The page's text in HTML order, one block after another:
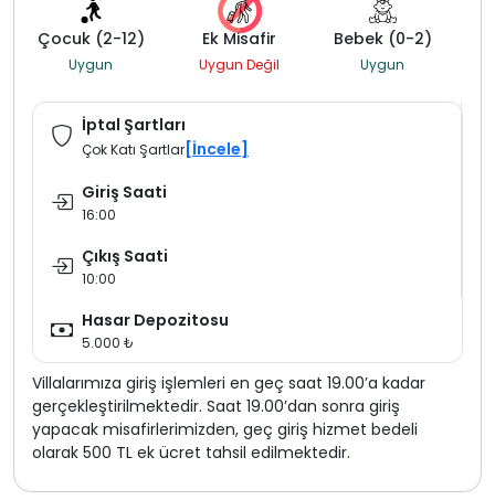
Çocuk (2-12)
Uygun
Ek Misafir
Uygun Değil
Bebek (0-2)
Uygun
İptal Şartları
Çok Katı Şartlar [İncele]
Giriş Saati
16:00
Çıkış Saati
10:00
Hasar Depozitosu
5.000 ₺
Villalarımıza giriş işlemleri en geç saat 19.00’a kadar
gerçekleştirilmektedir. Saat 19.00’dan sonra giriş
yapacak misafirlerimizden, geç giriş hizmet bedeli
olarak 500 TL ek ücret tahsil edilmektedir.